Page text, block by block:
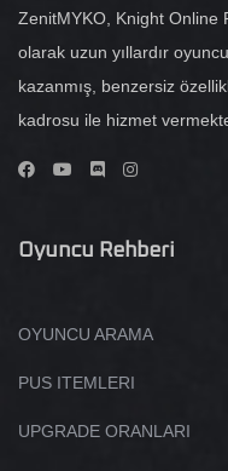
ZenitMYKO, Knight Online
olarak uzun yıllardır
kazanmış, benzersiz
kadrosu ile hizmet
Oyuncu Rehberi
OYUNCU ARAMA
PUS ITEMLERI
UPGRADE ORANLARI